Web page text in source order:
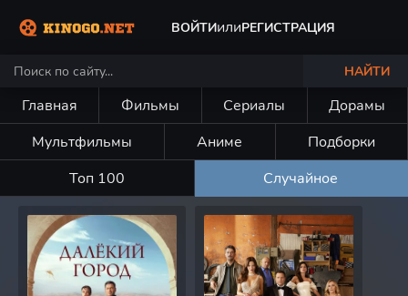
ВОЙТИилиРЕГИСТРАЦИЯ
НАЙТИ
Главная Фильмы Сериалы
Дорамы
Мультфильмы
Аниме
Подборки
Топ 100
Случайное